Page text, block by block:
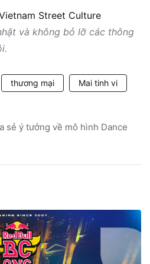
Street Culture
và không bỏ lỡ các thông
thương mại Mai tinh vi
sẻ ý tưởng về mô hình Dance